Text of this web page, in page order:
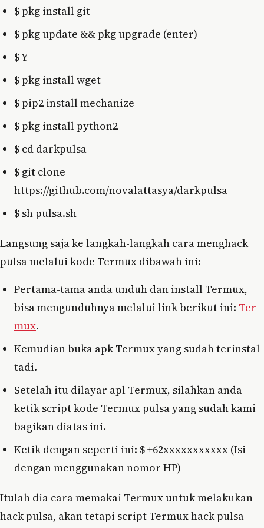
$ pkg install git
$ pkg update && pkg upgrade (enter)
$ Y
$ pkg install wget
$ pip2 install mechanize
$ pkg install python2
$ cd darkpulsa
$ git clone
https://github.com/novalattasya/darkpulsa
$ sh pulsa.sh
Langsung saja ke langkah-langkah cara menghack
pulsa melalui kode Termux dibawah ini:
Pertama-tama anda unduh dan install Termux,
bisa mengunduhnya melalui link berikut ini: Ter
mux.
Kemudian buka apk Termux yang sudah terinstal
tadi.
Setelah itu dilayar apl Termux, silahkan anda
ketik script kode Termux pulsa yang sudah kami
bagikan diatas ini.
Ketik dengan seperti ini: $ +62xxxxxxxxxxx (Isi
dengan menggunakan nomor HP)
Itulah dia cara memakai Termux untuk melakukan
hack pulsa, akan tetapi script Termux hack pulsa